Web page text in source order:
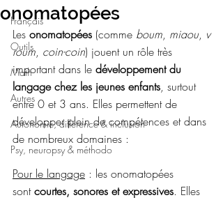
Français
Outils
Math
Autres
Autonomie, différence & inclusion
Psy, neuropsy & méthodo
onomatopées
Les onomatopées (comme boum, miaou, v
roum, coin-coin) jouent un rôle très
important dans le développement du
langage chez les jeunes enfants, surtout
entre 0 et 3 ans. Elles permettent de
développer plein de compétences et dans
de nombreux domaines :
Pour le langage : les onomatopées
sont courtes, sonores et expressives. Elles